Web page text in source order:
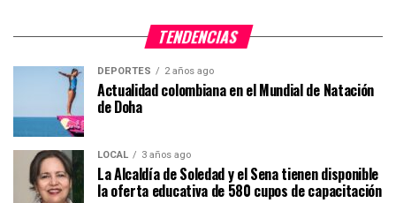
TENDENCIAS
DEPORTES 2 años ago
Actualidad colombiana en el Mundial de Natación
de Doha
LOCAL 3 años ago
La Alcaldía de Soledad y el Sena tienen disponible
la oferta educativa de 580 cupos de capacitación